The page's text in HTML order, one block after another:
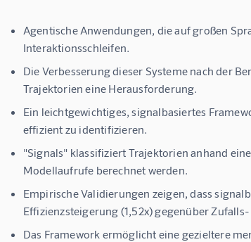
Agentische Anwendungen, die auf großen
Interaktionsschleifen.
Die Verbesserung dieser Systeme nach der
Trajektorien eine Herausforderung.
Ein leichtgewichtiges, signalbasiertes
effizient zu identifizieren.
"Signals" klassifiziert Trajektorien anhand
Modellaufrufe berechnet werden.
Empirische Validierungen zeigen, dass
Effizienzsteigerung (1,52x) gegenüber
Das Framework ermöglicht eine gezieltere